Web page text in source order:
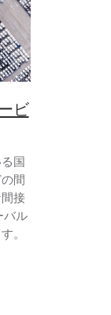
ビ
国
間
接
バル
。